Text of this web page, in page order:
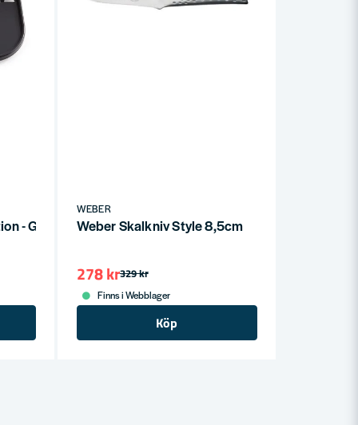
- GBS Black
WEBER
Weber Skalkniv Style 8,5cm
329 kr
278 kr
Finns i Webblager
Köp